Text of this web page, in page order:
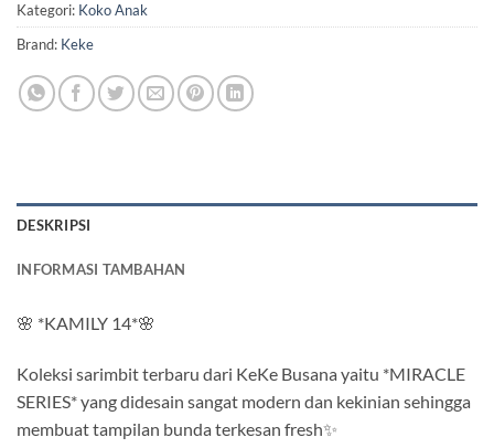
Kategori: Koko Anak
Brand: Keke
DESKRIPSI
INFORMASI TAMBAHAN
🌸 *KAMILY 14*🌸
Koleksi sarimbit terbaru dari KeKe Busana yaitu *MIRACLE
SERIES* yang didesain sangat modern dan kekinian sehingga
membuat tampilan bunda terkesan fresh✨